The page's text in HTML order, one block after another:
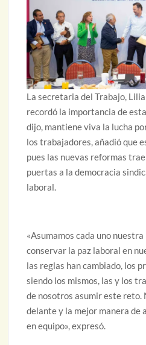
La secretaria del Trabajo,
recordó la importancia de
dijo, mantiene viva la lucha
los trabajadores, añadió que
pues las nuevas reformas
puertas a la democracia
laboral.
«Asumamos cada uno
conservar la paz laboral en
las reglas han cambiado, los
siendo los mismos, las y los
de nosotros asumir este reto.
delante y la mejor manera de
en equipo», expresó.